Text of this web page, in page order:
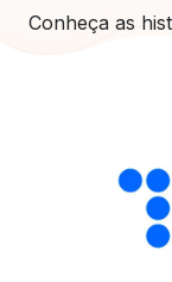
Conheça as